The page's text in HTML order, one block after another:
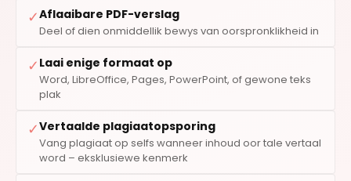
✓Aflaaibare PDF-verslag
Deel of dien onmiddellik bewys van oorspronklikheid in
✓ Laai enige formaat op
Word, LibreOffice, Pages, PowerPoint, of gewone teks
plak
✓Vertaalde plagiaatopsporing
Vang plagiaat op selfs wanneer inhoud oor tale vertaal
word – eksklusiewe kenmerk